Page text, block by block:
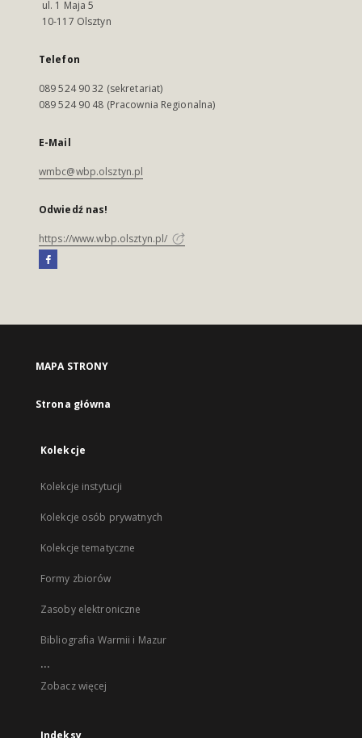
ul. 1 Maja 5
10-117 Olsztyn
Telefon
089 524 90 32 (sekretariat)
089 524 90 48 (Pracownia Regionalna)
E-Mail
wmbc@wbp.olsztyn.pl
Odwiedź nas!
https://www.wbp.olsztyn.pl/
MAPA STRONY
Strona główna
Kolekcje
Kolekcje instytucji
Kolekcje osób prywatnych
Kolekcje tematyczne
Formy zbiorów
Zasoby elektroniczne
Bibliografia Warmii i Mazur
...
Zobacz więcej
Indeksy